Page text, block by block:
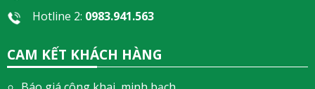
Hotline 2: 0983.941.563
CAM KẾT KHÁCH HÀNG